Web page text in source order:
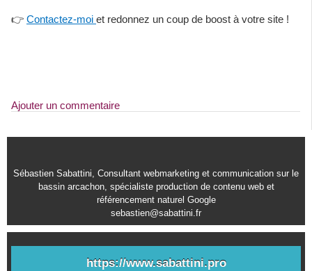
👉 Contactez-moi et redonnez un coup de boost à votre site !
Ajouter un commentaire
Sébastien Sabattini, Consultant webmarketing et communication sur le
bassin arcachon, spécialiste production de contenu web et
référencement naturel Google
sebastien@sabattini.fr
https://www.sabattini.pro